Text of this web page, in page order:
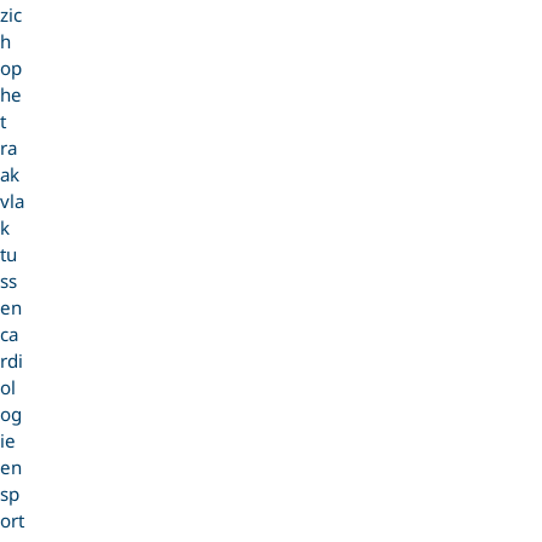
zic
h
op
he
t
ra
ak
vla
k
tu
ss
en
ca
rdi
ol
og
ie
en
sp
ort